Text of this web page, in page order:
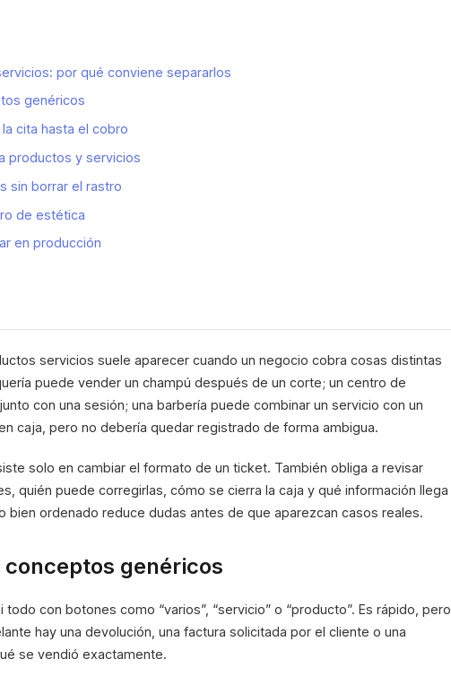
por qué conviene separarlos
genéricos
cita hasta el cobro
productos y servicios
sin borrar el rastro
de estética
en producción
servicios suele aparecer cuando un negocio cobra cosas distintas
puede vender un champú después de un corte; un centro de
con una sesión; una barbería puede combinar un servicio con un
caja, pero no debería quedar registrado de forma ambigua.
solo en cambiar el formato de un ticket. También obliga a revisar
quién puede corregirlas, cómo se cierra la caja y qué información llega
bien ordenado reduce dudas antes de que aparezcan casos reales.
genéricos
con botones como “varios”, “servicio” o “producto”. Es rápido, pero
hay una devolución, una factura solicitada por el cliente o una
se vendió exactamente.